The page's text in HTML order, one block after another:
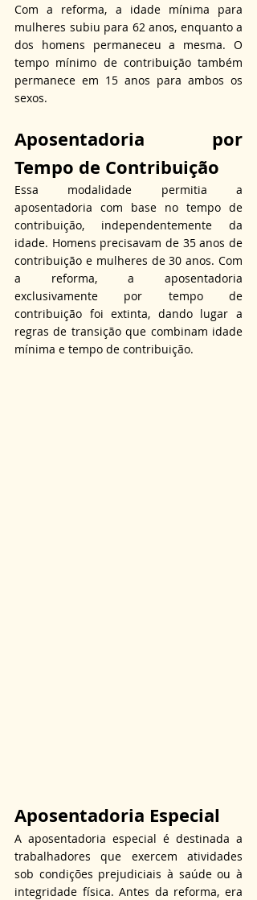
Com a reforma, a idade mínima para
mulheres subiu para 62 anos, enquanto a
dos homens permaneceu a mesma. O
tempo mínimo de contribuição também
permanece em 15 anos para ambos os
sexos.
Aposentadoria por
Tempo de Contribuição
Essa modalidade permitia a
aposentadoria com base no tempo de
contribuição, independentemente da
idade. Homens precisavam de 35 anos de
contribuição e mulheres de 30 anos. Com
a reforma, a aposentadoria
exclusivamente por tempo de
contribuição foi extinta, dando lugar a
regras de transição que combinam idade
mínima e tempo de contribuição.
Aposentadoria Especial
A aposentadoria especial é destinada a
trabalhadores que exercem atividades
sob condições prejudiciais à saúde ou à
integridade física. Antes da reforma, era